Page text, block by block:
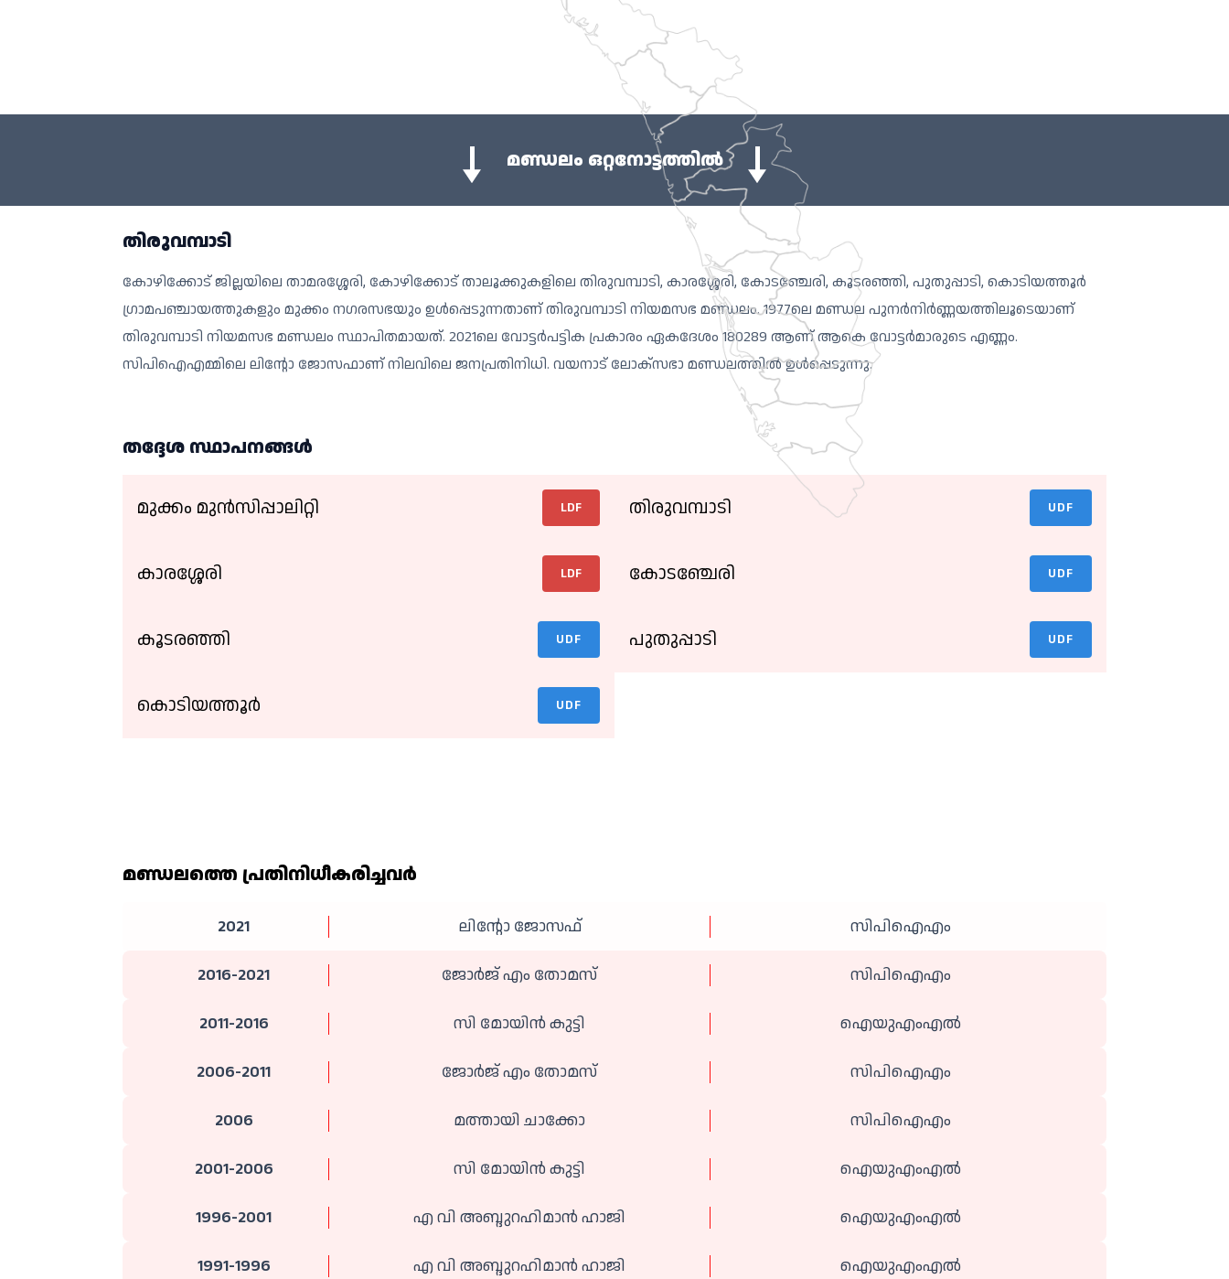
മണ്ഡലം ഒറ്റനോട്ടത്തിൽ
തിരുവമ്പാടി
കോഴിക്കോട് ജില്ലയിലെ താമരശ്ശേരി, കോഴിക്കോട് താലൂക്കുകളിലെ തിരുവമ്പാടി, കാരശ്ശേരി, കോടഞ്ചേരി, കൂടരഞ്ഞി, പുതുപ്പാടി, കൊടിയത്തൂർ
ഗ്രാമപഞ്ചായത്തുകളും മുക്കം നഗരസഭയും ഉൾപ്പെടുന്നതാണ് തിരുവമ്പാടി നിയമസഭ മണ്ഡലം. 1977ലെ മണ്ഡല പുനർനിർണ്ണയത്തിലൂടെയാണ്
തിരുവമ്പാടി നിയമസഭ മണ്ഡലം സ്ഥാപിതമായത്. 2021ലെ വോട്ടർപട്ടിക പ്രകാരം ഏകദേശം 180289 ആണ് ആകെ വോട്ടർമാരുടെ എണ്ണം.
സിപിഐഎമ്മിലെ ലിന്റോ ജോസഫാണ് നിലവിലെ ജനപ്രതിനിധി. വയനാട് ലോക്സഭാ മണ്ഡലത്തിൽ ഉൾപ്പെടുന്നു.
തദ്ദേശ സ്ഥാപനങ്ങള്‍
മുക്കം മുന്‍സിപ്പാലിറ്റി LDF
കാരശ്ശേരി LDF
കൂടരഞ്ഞി UDF
കൊടിയത്തൂർ UDF
തിരുവമ്പാടി UDF
കോടഞ്ചേരി UDF
പുതുപ്പാടി UDF
മണ്ഡലത്തെ പ്രതിനിധീകരിച്ചവര്‍
2021 ലിന്റോ ജോസഫ് സിപിഐഎം
2016-2021 ജോർജ് എം തോമസ് സിപിഐഎം
2011-2016 സി മോയിൻ‌ കുട്ടി ഐയുഎംഎല്‍
2006-2011 ജോർജ് എം തോമസ് സിപിഐഎം
2006 മത്തായി ചാക്കോ സിപിഐഎം
2001-2006 സി മോയിൻ‌ കുട്ടി ഐയുഎംഎല്‍
1996-2001 എ വി അബ്ദുറഹിമാൻ ഹാജി ഐയുഎംഎല്‍
1991-1996 എ വി അബ്ദുറഹിമാൻ ഹാജി ഐയുഎംഎല്‍